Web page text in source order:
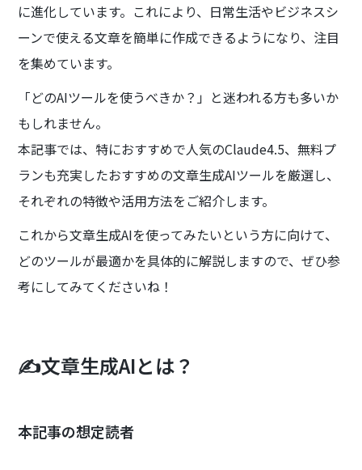
に進化しています。これにより、日常生活やビジネスシ
ーンで使える文章を簡単に作成できるようになり、注目
を集めています。
「どのAIツールを使うべきか？」と迷われる方も多いか
もしれません。
本記事では、特におすすめで人気のClaude4.5、無料プ
ランも充実したおすすめの文章生成AIツールを厳選し、
それぞれの特徴や活用方法をご紹介します。
これから文章生成AIを使ってみたいという方に向けて、
どのツールが最適かを具体的に解説しますので、ぜひ参
考にしてみてくださいね！
✍️文章生成AIとは？
本記事の想定読者